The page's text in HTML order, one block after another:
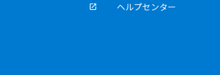
ヘルプセンター